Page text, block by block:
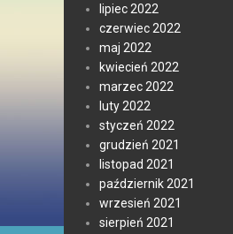
lipiec 2022
czerwiec 2022
maj 2022
kwiecień 2022
marzec 2022
luty 2022
styczeń 2022
grudzień 2021
listopad 2021
październik 2021
wrzesień 2021
sierpień 2021